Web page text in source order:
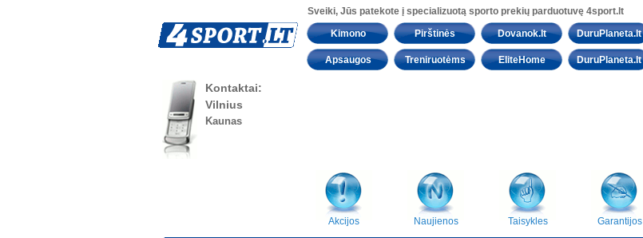
Sveiki, Jūs patekote į specializuotą sporto prekių parduotuvę 4sport.lt
Kimono
Pirštinės Dovanok.lt DuruPlaneta.lt
Apsaugos Treniruotėms EliteHome DuruPlaneta.lt
Kontaktai:
Vilnius
Kaunas
Akcijos Naujienos Taisykles Garantijos